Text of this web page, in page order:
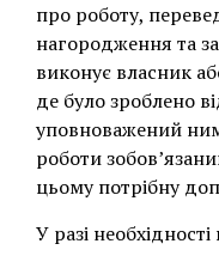
про роботу,
нагородження та
виконує власник
де було зроблено
уповноважений
роботи
цьому потрібну
У разі